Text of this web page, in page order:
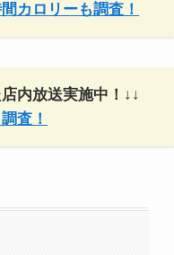
カロリーも調査！
内放送実施中！↓↓
査！